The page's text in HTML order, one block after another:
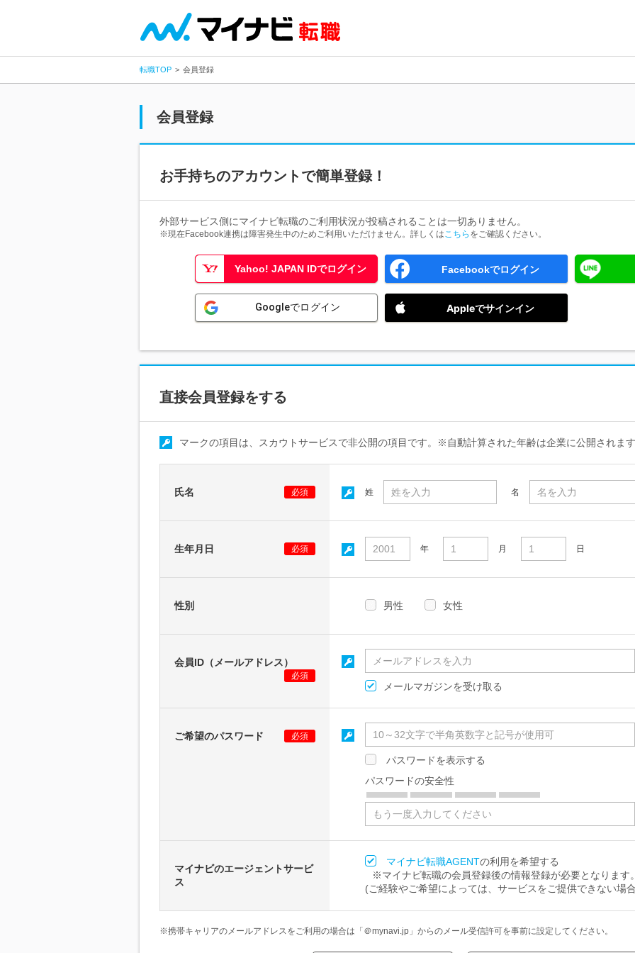
転職TOP 会員登録
会員登録
お手持ちのアカウントで簡単登録！
外部サービス側にマイナビ転職のご利用状況が投稿されることは一切ありません。
※現在Facebook連携は障害発生中のためご利用いただけません。詳しくはこちら をご確認ください。
Yahoo! JAPAN IDでログイン Facebookでログイン
Googleでログイン Appleでサインイン
直接会員登録をする
マークの項目は、スカウトサービスで非公開の項目です。※自動計算された年齢は企業に公開されま
氏名 必須 姓 名
生年月日 必須 年 月 日
性別 男性 女性
会員ID（メールアドレス）
必須
メールマガジンを受け取る
ご希望のパスワード 必須
パスワードを表示する
パスワードの安全性
マイナビのエージェントサービ
ス
マイナビ転職AGENTの利用を希望する
※マイナビ転職の会員登録後の情報登録が必要となります
(ご経験やご希望によっては、サービスをご提供できない場
※携帯キャリアのメールアドレスをご利用の場合は「＠mynavi.jp」からのメール受信許可を事前に設定してください。